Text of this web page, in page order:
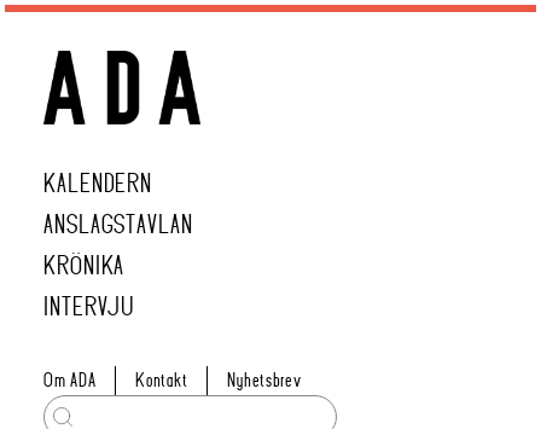
KALENDERN
ANSLAGSTAVLAN
KRÖNIKA
INTERVJU
Om ADA Kontakt Nyhetsbrev